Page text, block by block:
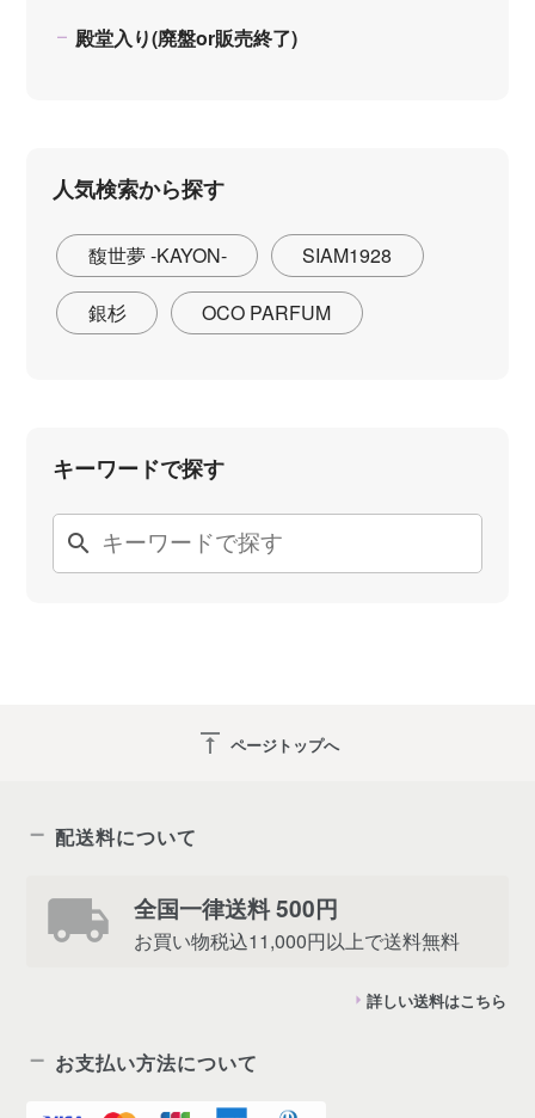
殿堂入り(廃盤or販売終了)
人気検索から探す
馥世夢 -KAYON- SIAM1928
銀杉 OCO PARFUM
キーワードで探す
search
vertical_align_top ページトップへ
配送料について
全国一律送料 500円
お買い物税込11,000円以上で送料無料
詳しい送料はこちら
お支払い方法について